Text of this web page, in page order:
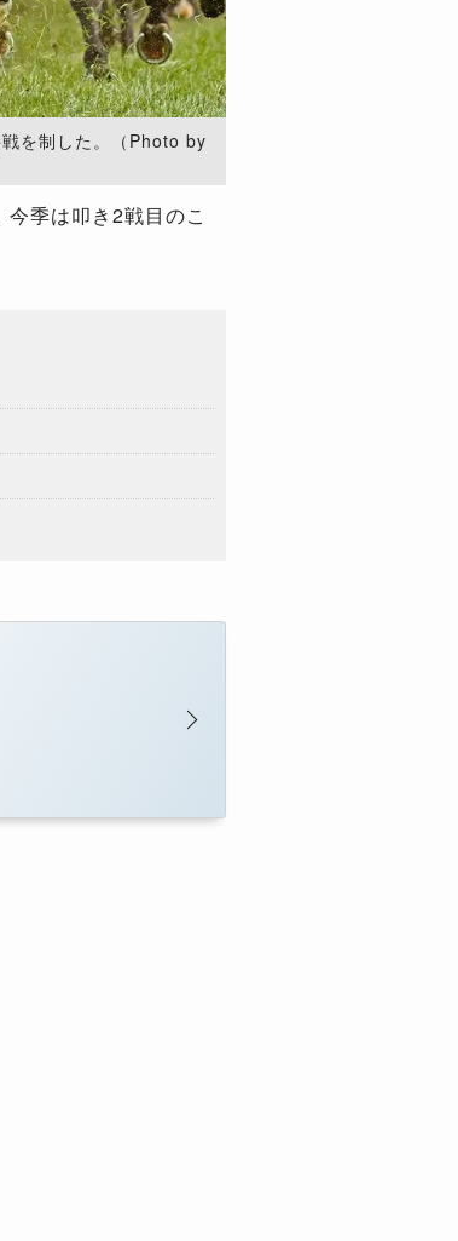
を制した。（Photo by
季は叩き2戦目のこ